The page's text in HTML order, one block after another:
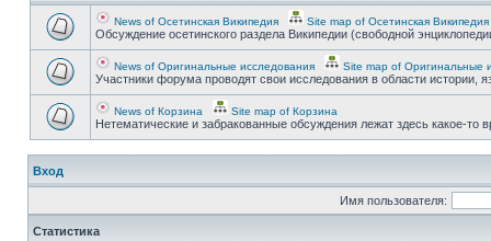
News of Осетинская Википедия Site map of Осетинская Википедия
Обсуждение осетинского раздела Википедии (свободной
News of Оригинальные исследования Site map of Оригинальные
Участники форума проводят свои исследования в области истории,
News of Корзина Site map of Корзина
Нетематические и забракованные обсуждения лежат здесь какое-то
Вход
Имя пользователя:
Статистика